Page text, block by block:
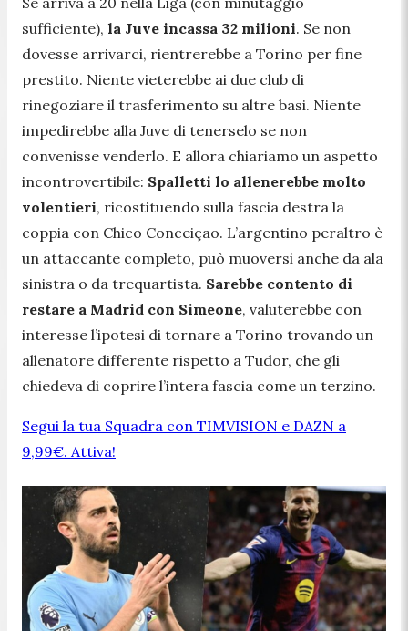
sufficiente), la Juve incassa 32 milioni. Se non
dovesse arrivarci, rientrerebbe a Torino per fine
prestito. Niente vieterebbe ai due club di
rinegoziare il trasferimento su altre basi. Niente
impedirebbe alla Juve di tenerselo se non
convenisse venderlo. E allora chiariamo un aspetto
incontrovertibile: Spalletti lo allenerebbe molto
volentieri, ricostituendo sulla fascia destra la
coppia con Chico Conceiçao. L’argentino peraltro è
un attaccante completo, può muoversi anche da ala
sinistra o da trequartista. Sarebbe contento di
restare a Madrid con Simeone, valuterebbe con
interesse l’ipotesi di tornare a Torino trovando un
allenatore differente rispetto a Tudor, che gli
chiedeva di coprire l’intera fascia come un terzino.
Segui la tua Squadra con TIMVISION e DAZN a
9,99€. Attiva!